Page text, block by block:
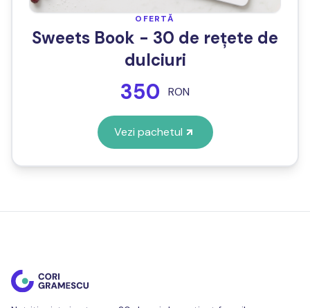
OFERTĂ
Sweets Book - 30 de rețete de
dulciuri
350 RON
Vezi pachetul